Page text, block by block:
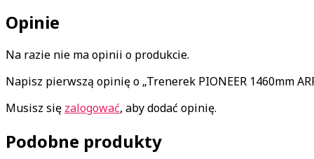
Opinie
Na razie nie ma opinii o produkcie.
Napisz pierwszą opinię o „Trenerek PIONEER 1460mm
Musisz się zalogować, aby dodać opinię.
Podobne produkty